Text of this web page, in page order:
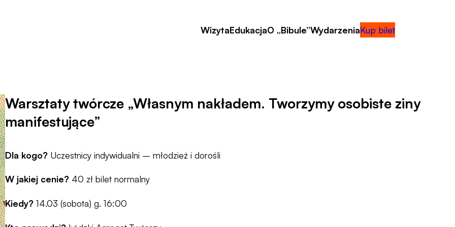
WizytaEdukacjaO „Bibule”WydarzeniaKup bilet
Warsztaty twórcze „Własnym nakładem. Tworzymy osobiste ziny
manifestujące”
Dla kogo?Uczestnicy indywidualni – młodzież i dorośli
W jakiej cenie? 40 zł bilet normalny
Kiedy?14.03 (sobota) g. 16:00